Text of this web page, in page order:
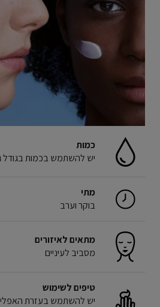
כמות
יש להשתמש בכמות בגודל
מתי
בוקר וערב
מתאים לאיזורים
מסביב לעיניים
טיפים לשימוש
יש להשתמש בעזרת